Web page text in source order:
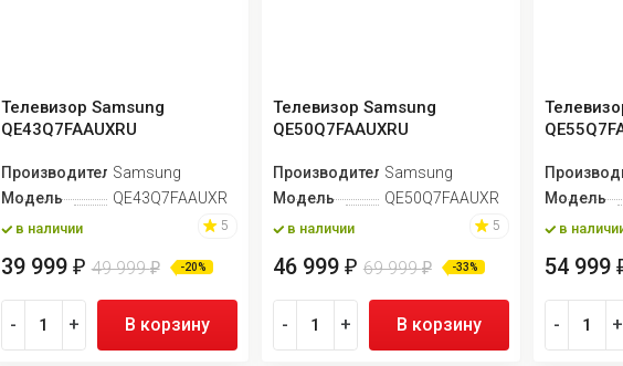
Телевизор Samsung
QE43Q7FAAUXRU
ПроизводительSamsung
Модель
QE43Q7FAAUXRU
в наличии 5
39 999 ₽ 49 999₽ -20%
- + В корзину
Телевизор Samsung
QE50Q7FAAUXRU
ПроизводительSamsung
Модель
QE50Q7FAAUXRU
в наличии 5
46 999 ₽ 69 999₽ -33%
- + В корзину
Модель
в
54 999
- +